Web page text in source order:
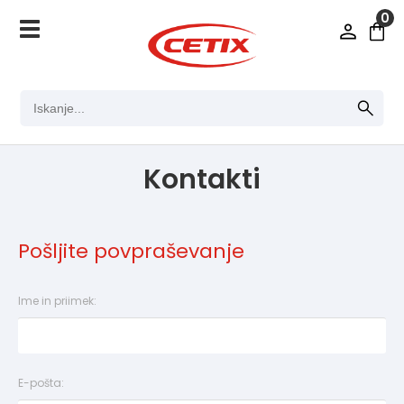
0
Kontakti
Pošljite povpraševanje
Ime in priimek:
E-pošta: